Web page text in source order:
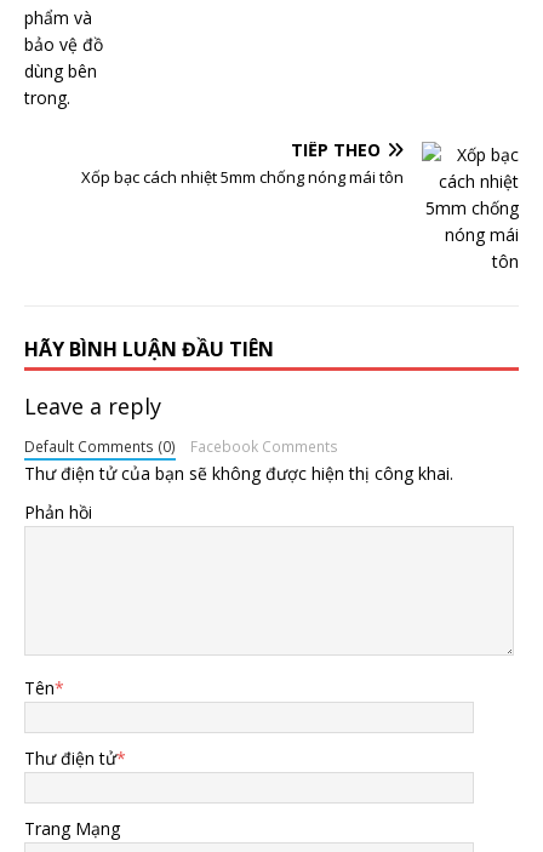
TIẾP THEO
Xốp bạc cách nhiệt 5mm chống nóng mái tôn
HÃY BÌNH LUẬN ĐẦU TIÊN
Leave a reply
Default Comments (0) Facebook Comments
Thư điện tử của bạn sẽ không được hiện thị công khai.
Phản hồi
Tên*
Thư điện tử*
Trang Mạng